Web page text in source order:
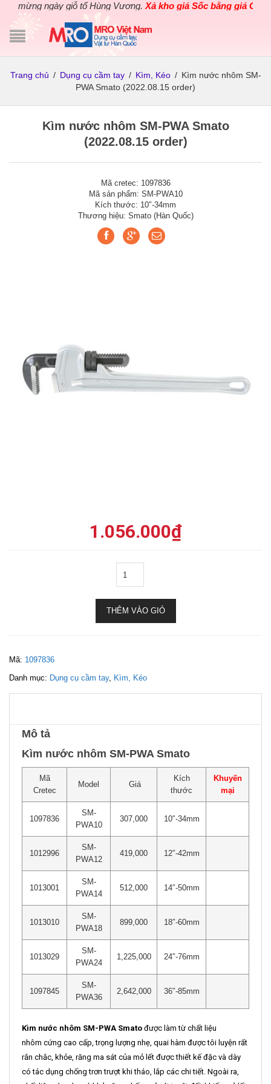
mừng ngày giỗ tổ Hùng Vương.Xả kho giá Sốc bằng giá Gốc
Trang chủ / Dụng cụ cầm tay / Kìm, Kéo / Kìm nước nhôm SM-
PWA Smato (2022.08.15 order)
Kìm nước nhôm SM-PWA Smato
(2022.08.15 order)
Mã cretec: 1097836
Mã sản phẩm: SM-PWA10
Kích thước: 10″-34mm
Thương hiệu: Smato (Hàn Quốc)
1.056.000₫
THÊM VÀO GIỎ
Mã: 1097836
Danh mục: Dụng cụ cầm tay, Kìm, Kéo
Mô tả
Kìm nước nhôm SM-PWA Smato
Mã
Cretec
Model Giá
Kích
thước
Khuyến
mại
1097836
SM-
PWA10
307,000 10″-34mm
1012996
SM-
PWA12
419,000 12″-42mm
1013001
SM-
PWA14
512,000 14″-50mm
1013010
SM-
PWA18
899,000 18″-60mm
1013029
SM-
PWA24
1,225,000 24″-76mm
1097845
SM-
PWA36
2,642,000 36″-85mm
Kìm nước nhôm SM-PWA Smato được làm từ chất liệu
nhôm cứng cao cấp, trọng lượng nhẹ, quai hàm được tôi luyện rất
rắn chắc, khỏe, răng ma sát của mỏ lết được thiết kế đặc và dày
có tác dụng chống trơn trượt khi tháo, lắp các chi tiết. Ngoài ra,